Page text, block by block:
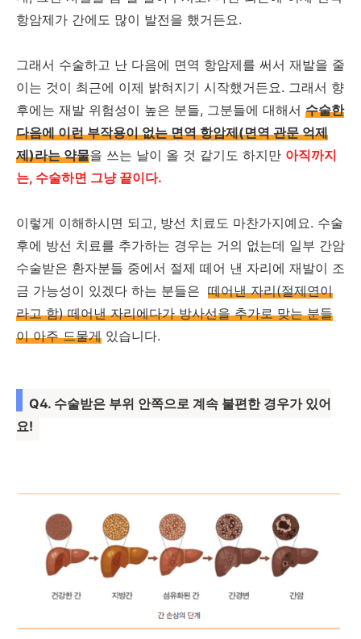
항암제가 간에도 많이 발전을 했거든요.
그래서 수술하고 난 다음에 면역 항암제를 써서 재발을 줄
이는 것이 최근에 이제 밝혀지기 시작했거든요. 그래서 향
후에는 재발 위험성이 높은 분들, 그분들에 대해서 수술한
다음에 이런 부작용이 없는 면역 항암제(면역 관문 억제
제)라는 약물을 쓰는 날이 올 것 같기도 하지만 아직까지
는, 수술하면 그냥 끝이다.
이렇게 이해하시면 되고, 방선 치료도 마찬가지예요. 수술
후에 방선 치료를 추가하는 경우는 거의 없는데 일부 간암
수술받은 환자분들 중에서 절제 떼어 낸 자리에 재발이 조
금 가능성이 있겠다 하는 분들은 떼어낸 자리(절제연이
라고 함) 떼어낸 자리에다가 방사선을 추가로 맞는 분들
이 아주 드물게 있습니다.
Q4. 수술받은 부위 안쪽으로 계속 불편한 경우가 있어
요!